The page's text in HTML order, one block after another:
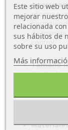
Agarre
silicona
de
Tamaño
diseñado
pequeñas
utilizar
Este sitio web
mejorar
relacionada
sus hábitos de
sobre su uso
Más